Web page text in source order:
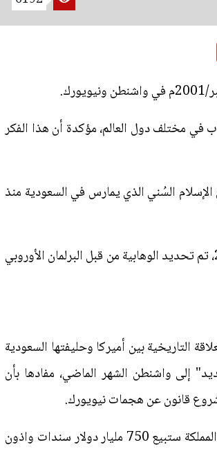
في مختلف دول العالم، مؤكدة أن هذا الفكر
السُني الذي يمارس في السعودية منذ
وأشارت الصحيفة إلى أن الوهابية لها الآن تأثير في جميع أنحاء العالم، لافتة إلى أنه في تموز 2013، تم تحديد الوهابية من قبل البرلمان الأوروبي
ويبدو أن العلاقة التاريخية بين أميركا وحليفتها السعودية
إلى واشنطن الشهر الماضي، مفادها بأن
وذكرت صحيفة النيويورك تايمز أن السعودية هددت واشنطن في حال مرر مشروع قانون مقاضاة المملكة ستبيع 750 مليار دولار سندات واذون